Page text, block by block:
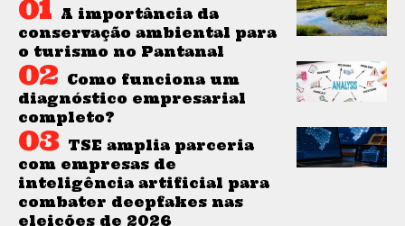
A importância da
conservação ambiental para
o turismo no Pantanal
Como funciona um
diagnóstico empresarial
completo?
TSE amplia parceria
com empresas de
inteligência artificial para
combater deepfakes nas
eleições de 2026